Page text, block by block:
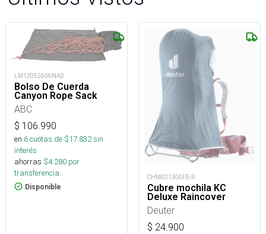
LM12052606NAD
Bolso De Cuerda
Canyon Rope Sack
ABC
$ 106.990
en 6cuotas de $17.832sin
interés
ahorras $4.280 por
transferencia.
Disponible
CHM021306FE-R
Cubre mochila KC
Deluxe Raincover
Deuter
$ 24.900